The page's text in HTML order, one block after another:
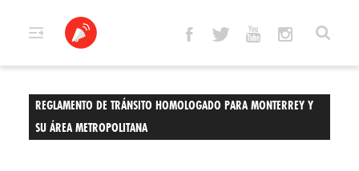
REGLAMENTO DE TRÁNSITO HOMOLOGADO PARA MONTERREY Y
SU ÁREA METROPOLITANA